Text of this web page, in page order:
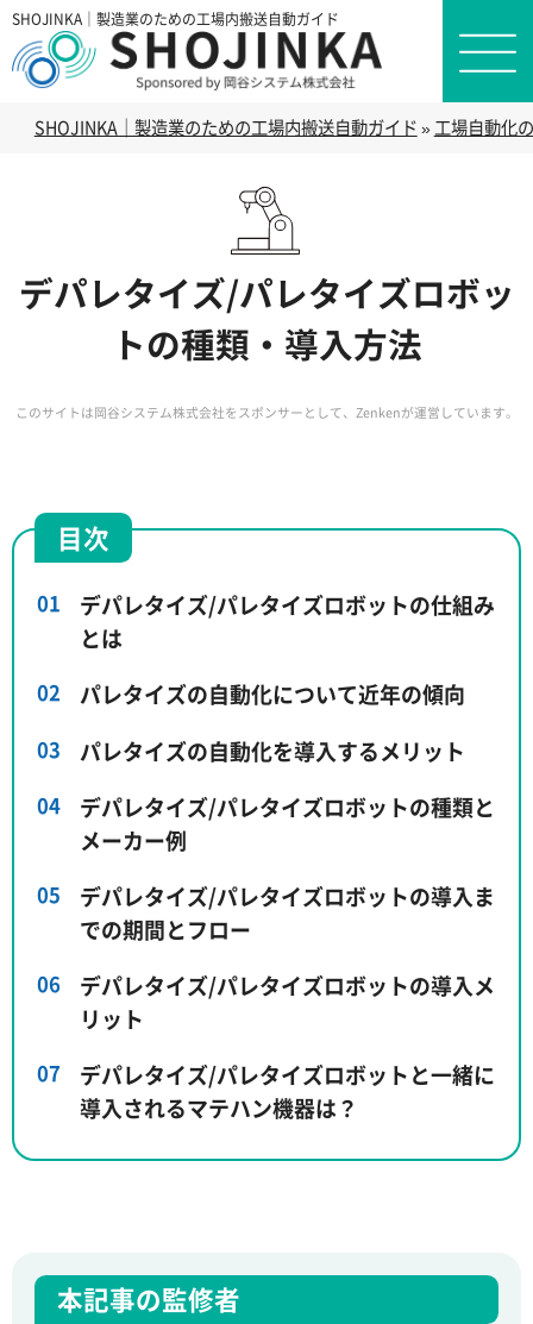
SHOJINKA｜製造業のための工場内搬送自動ガイド
SHOJINKA｜製造業のための工場内搬送自動ガイド»工場自動化
デパレタイズ/パレタイズロボッ
トの種類・導入方法
このサイトは岡谷システム株式会社をスポンサーとして、Zenkenが運営しています。
目次
デパレタイズ/パレタイズロボットの仕組み
とは
パレタイズの自動化について近年の傾向
パレタイズの自動化を導入するメリット
デパレタイズ/パレタイズロボットの種類と
メーカー例
デパレタイズ/パレタイズロボットの導入ま
での期間とフロー
デパレタイズ/パレタイズロボットの導入メ
リット
デパレタイズ/パレタイズロボットと一緒に
導入されるマテハン機器は？
本記事の監修者